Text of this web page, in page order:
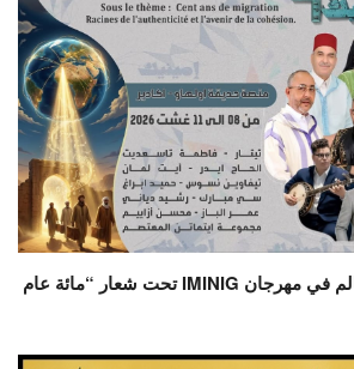
أكادير تجمع مغاربة العالم في مهرجان IMINIG تحت شعار “مائة عام